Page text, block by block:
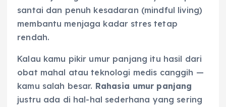
santai dan penuh kesadaran (mindful living)
membantu menjaga kadar stres tetap
rendah.
Kalau kamu pikir umur panjang itu hasil dari
obat mahal atau teknologi medis canggih —
kamu salah besar. Rahasia umur panjang
justru ada di hal-hal sederhana yang sering